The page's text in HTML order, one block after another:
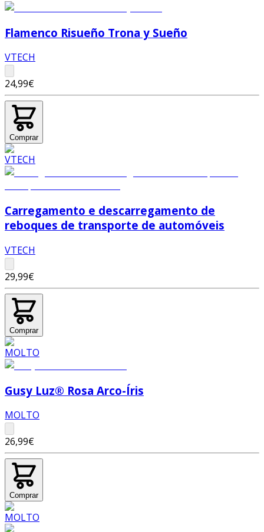
Flamenco Risueño Trona y Sueño
VTECH
24,99€
Comprar
Carregamento e descarregamento de
reboques de transporte de automóveis
VTECH
29,99€
Comprar
Gusy Luz® Rosa Arco-Íris
MOLTO
26,99€
Comprar